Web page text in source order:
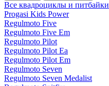
Все квадроциклы и питбайки
Progasi Kids Power
Regulmoto Five
Regulmoto Five Em
Regulmoto Pilot
Regulmoto Pilot Ea
Regulmoto Pilot Em
Regulmoto Seven
Regulmoto Seven Medalist